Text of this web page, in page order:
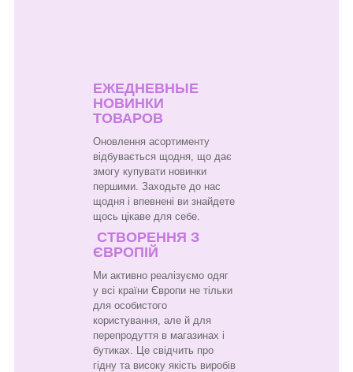
ЕЖЕДНЕВНЫЕ
НОВИНКИ
ТОВАРОВ
Оновлення асортименту
відбувається щодня, що дає
змогу купувати новинки
першими. Заходьте до нас
щодня і впевнені ви знайдете
щось цікаве для себе.
СТВОРЕННЯ З
ЄВРОПІЙ
Ми активно реалізуємо одяг
у всі країни Європи не тільки
для особистого
користування, але й для
перепродуття в магазинах і
бутиках. Це свідчить про
гідну та високу якість виробів